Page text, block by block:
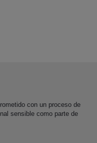
con un proceso de
sensible como parte de